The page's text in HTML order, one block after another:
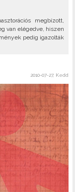
megbízott,
van elégedve, hiszen
pedig igazolták
2010-07-27, Kedd